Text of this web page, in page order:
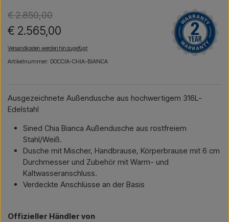
€ 2.850,00
€ 2.565,00
Versandkosten werden hinzugefügt
Artikelnummer: DOCCIA-CHIA-BIANCA
Ausgezeichnete Außendusche aus hochwertigem 316L-
Edelstahl
Sined Chia Bianca Außendusche aus rostfreiem
Stahl/Weiß.
Dusche mit Mischer, Handbrause, Körperbrause mit 6 cm
Durchmesser und Zubehör mit Warm- und
Kaltwasseranschluss.
Verdeckte Anschlüsse an der Basis
Offizieller Händler von